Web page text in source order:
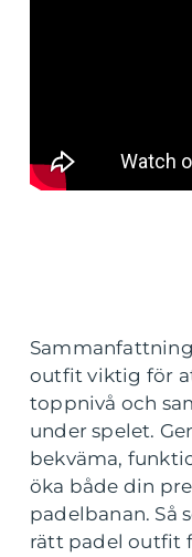
outfit viktig för
toppnivå och
under spelet.
bekväma,
öka både din
padelbanan. Så
rätt padel outfit